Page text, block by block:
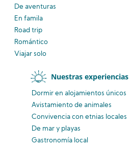
De aventuras
En famila
Road trip
Romántico
Viajar solo
Nuestras experiencias
Dormir en alojamientos únicos
Avistamientode animales
Convivenciacon etnias locales
De mar y playas
Gastronomía local